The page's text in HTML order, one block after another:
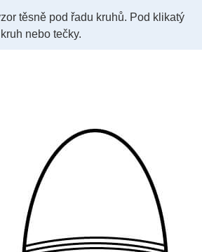
těsně pod řadu kruhů. Pod klikatý
nebo tečky.